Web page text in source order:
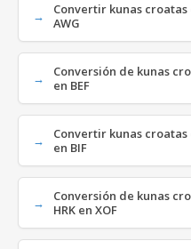
Convertir kunas croatas
AWG
Conversión de kunas
en BEF
Convertir kunas croatas
en BIF
Conversión de kunas
HRK en XOF